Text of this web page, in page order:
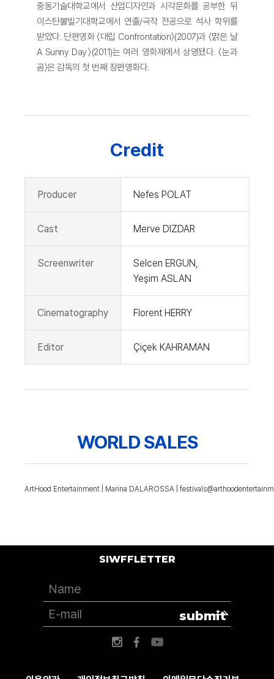
중동기술대학교에서 산업디자인과 시각문화를 공부한 뒤
이스탄불빌기대학교에서 연출/극작 전공으로 석사 학위를
받았다. 단편영화 〈대립 Confrontation〉(2007)과 〈맑은 날
A Sunny Day〉(2011)는 여러 영화제에서 상영됐다. 〈눈과
곰〉은 감독의 첫 번째 장편영화다.
Credit
Producer Nefes POLAT
Cast Merve DIZDAR
Screenwriter
Selcen ERGUN,
Yeşim ASLAN
Cinematography Florent HERRY
Editor Çiçek KAHRAMAN
WORLD SALES
ArtHood Entertainment | Marina DALAROSSA |
SIWFFLETTER
submit